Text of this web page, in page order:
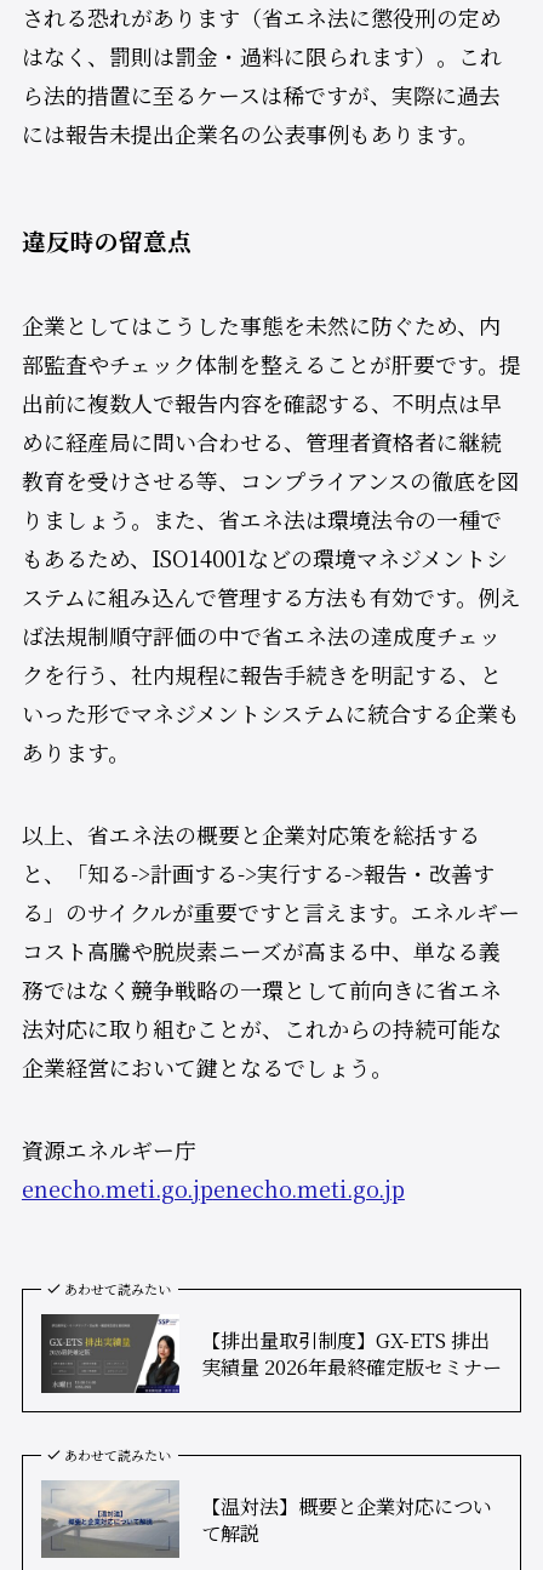
される恐れがあります（省エネ法に懲役刑の定め
はなく、罰則は罰金・過料に限られます）。これ
ら法的措置に至るケースは稀ですが、実際に過去
には報告未提出企業名の公表事例もあります。
違反時の留意点
企業としてはこうした事態を未然に防ぐため、内
部監査やチェック体制を整えることが肝要です。提
出前に複数人で報告内容を確認する、不明点は早
めに経産局に問い合わせる、管理者資格者に継続
教育を受けさせる等、コンプライアンスの徹底を図
りましょう。また、省エネ法は環境法令の一種で
もあるため、ISO14001などの環境マネジメントシ
ステムに組み込んで管理する方法も有効です。例え
ば法規制順守評価の中で省エネ法の達成度チェッ
クを行う、社内規程に報告手続きを明記する、と
いった形でマネジメントシステムに統合する企業も
あります。
以上、省エネ法の概要と企業対応策を総括する
と、「知る->計画する->実行する->報告・改善す
る」のサイクルが重要ですと言えます。エネルギー
コスト高騰や脱炭素ニーズが高まる中、単なる義
務ではなく競争戦略の一環として前向きに省エネ
法対応に取り組むことが、これからの持続可能な
企業経営において鍵となるでしょう。
資源エネルギー庁
enecho.meti.go.jpenecho.meti.go.jp
あわせて読みたい
【排出量取引制度】GX-ETS 排出
実績量 2026年最終確定版セミナー
あわせて読みたい
【温対法】概要と企業対応につい
て解説